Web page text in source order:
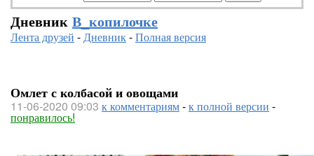
Дневник В_копилочке
Лента друзей -Дневник-Полная версия
Омлет с колбасой и овощами
11-06-2020 09:03 к комментариям-к полной версии -
понравилось!